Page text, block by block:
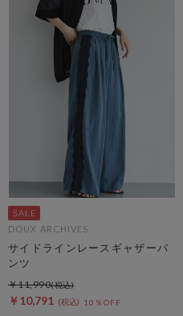
DOUX ARCHIVES
サイドラインレースギャザーパ
ンツ
￥10,791 10％OFF
￥11,990